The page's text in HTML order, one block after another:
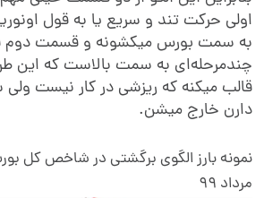
حرکت تند و سریع یا به قول اونوریا
سمت بورس میکشونه و قسمت دوم
به سمت بالاست که این طرز
میکنه که ریزشی در کار نیست ولی
خارج میشن.
بارز الگوی برگشتی در شاخص کل
99